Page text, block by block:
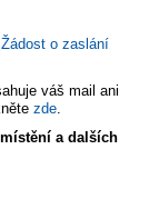
Žádost o zaslání
váš mail ani
zde.
a dalších